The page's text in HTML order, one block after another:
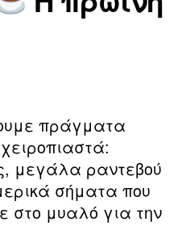
άρθρου
η
δημοσίευσης
υ
πράγματα
μεγάλα ραντεβού
σήματα που
στο μυαλό για την